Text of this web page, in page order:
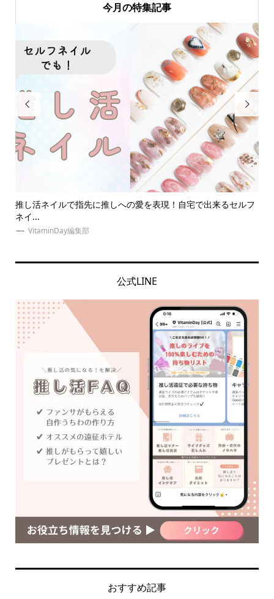
今月の特集記事

ルフ 【大人オタク向け】ライブ参戦服におすすめのブランドを紹
介！推...
VitaminDay編集部

公式LINE
おすすめ記事